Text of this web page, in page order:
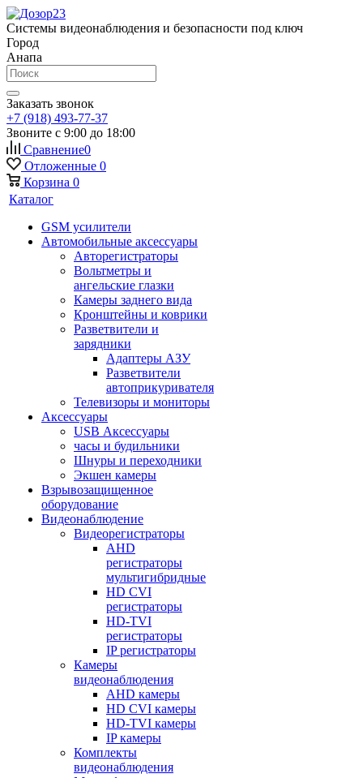
Системы видеонаблюдения и безопасности под ключ
Город
Анапа
Заказать звонок
+7 (918) 493-77-37
Звоните с 9:00 до 18:00
Сравнение0
Отложенные 0
Корзина 0
Каталог
GSM усилители
Автомобильные аксессуары
Авторегистраторы
Вольтметры и
ангельские глазки
Камеры заднего вида
Кронштейны и коврики
Разветвители и
зарядники
Адаптеры АЗУ
Разветвители
автоприкуривателя
Телевизоры и мониторы
Аксессуары
USB Аксессуары
часы и будильники
Шнуры и переходники
Экшен камеры
Взрывозащищенное
оборудование
Видеонаблюдение
Видеорегистраторы
AHD
регистраторы
мультигибридные
HD CVI
регистраторы
HD-TVI
регистраторы
IP регистраторы
Камеры
видеонаблюдения
AHD камеры
HD CVI камеры
HD-TVI камеры
IP камеры
Комплекты
видеонаблюдения